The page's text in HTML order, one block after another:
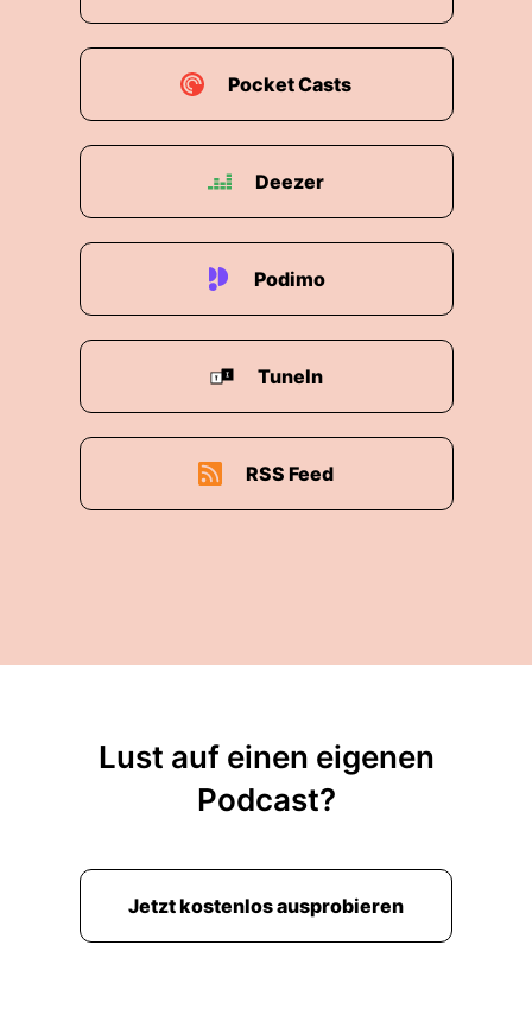
Pocket Casts
Deezer
Podimo
TuneIn
RSS Feed
Lust auf einen eigenen
Podcast?
Jetzt kostenlos ausprobieren